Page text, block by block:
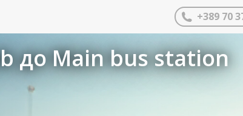
+389 70
до Main bus station